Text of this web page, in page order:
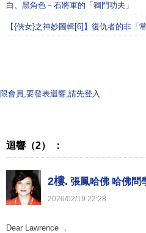
白、黑角色－石將軍的「獨門功夫」
【{俠女}之神妙圖輯[6]】復仇者的非「
限會員,要發表迴響,請先登入
迴響（2） ：
2樓. 張鳳哈佛 哈佛問
2026/02/19 22:28
Dear Lawrence ，